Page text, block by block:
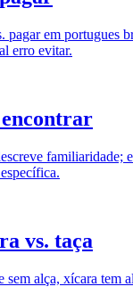
pagar em portugues
erro evitar.
encontrar
familiaridade;
vs. taça
sem alça, xícara tem